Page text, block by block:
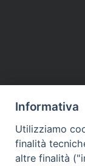
Informativa
Utilizziamo
finalità
altre finalità